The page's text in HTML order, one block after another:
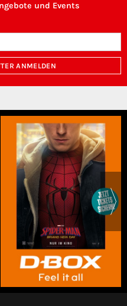
und Events
ANMELDEN